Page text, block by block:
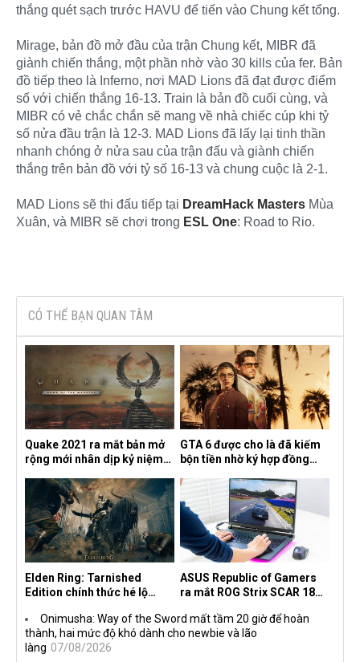
thắng quét sạch trước HAVU để tiến vào Chung kết tổng.
Mirage, bản đồ mở đầu của trận Chung kết, MIBR đã
giành chiến thắng, một phần nhờ vào 30 kills của fer. Bản
đồ tiếp theo là Inferno, nơi MAD Lions đã đạt được điểm
số với chiến thắng 16-13. Train là bản đồ cuối cùng, và
MIBR có vẻ chắc chắn sẽ mang về nhà chiếc cúp khi tỷ
số nửa đầu trận là 12-3. MAD Lions đã lấy lại tinh thần
nhanh chóng ở nửa sau của trận đấu và giành chiến
thắng trên bản đồ với tỷ số 16-13 và chung cuộc là 2-1.
MAD Lions sẽ thi đấu tiếp tại DreamHack Masters Mùa
Xuân, và MIBR sẽ chơi trong ESL One: Road to Rio.
CÓ THỂ BẠN QUAN TÂM
Quake 2021 ra mắt bản mở
rộng mới nhân dịp kỷ niệm
the Machine
GTA 6 được cho là đã kiếm
bộn tiền nhờ ký hợp đồng
Elden Ring: Tarnished
Edition chính thức hé lộ
ASUS Republic of Gamers
ra mắt ROG Strix SCAR 18
Onimusha: Way of the Sword mất tầm 20 giờ để hoàn
thành, hai mức độ khó dành cho newbie và lão
làng 07/08/2026